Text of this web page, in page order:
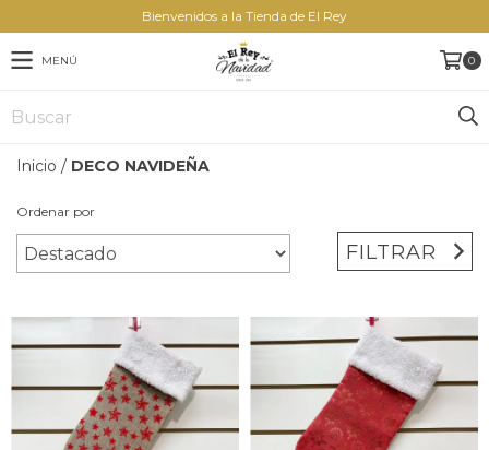
Bienvenidos a la Tienda de El Rey
MENÚ 0
Inicio / DECO NAVIDEÑA
Ordenar por
FILTRAR